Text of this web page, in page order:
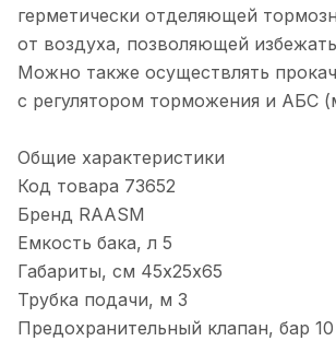
герметически отделяющей
от воздуха, позволяющей
Можно также осуществлять
с регулятором торможения и АБС
Общие характеристики
Код товара 73652
Бренд RAASM
Емкость бака, л 5
Габариты, см 45х25х65
Трубка подачи, м 3
Предохранительный клапан, бар 10